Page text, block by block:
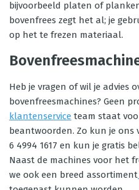
bijvoorbeeld platen of
bovenfrees zegt het al; je
op het te frezen materiaal.
Heb je vragen of wil je advies
bovenfreesmachines? Geen
klantenservice team staat
beantwoorden. Zo kun je ons
6 4994 1617 en kun je gratis
Naast de machines voor het
we ook een breed assortiment